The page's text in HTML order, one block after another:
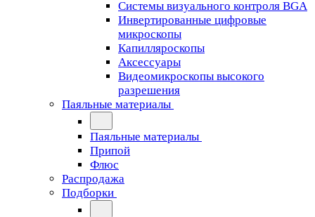
Cистемы визуального контроля BGA
Инвертированные цифровые
микроскопы
Капилляроскопы
Аксессуары
Видеомикроскопы высокого
разрешения
Паяльные материалы
Паяльные материалы
Припой
Флюс
Распродажа
Подборки